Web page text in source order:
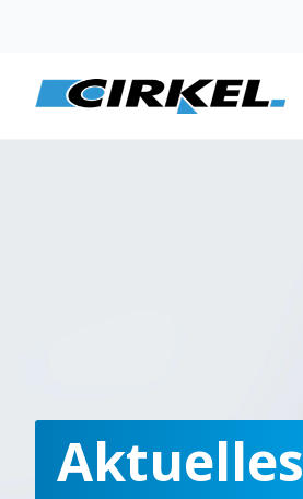
Aktuelles